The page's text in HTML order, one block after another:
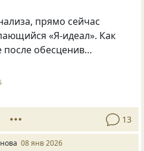
прямо сейчас
«Я-идеал». Как
после обесценив…
13
08 янв 2026